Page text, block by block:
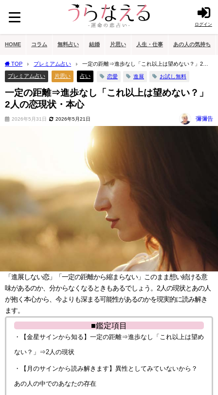
ログイン
HOME コラム 無料占い 結婚 片思い 人生・仕事 あの人の気持ち
TOP プレミアム占い
一定の距離⇒進歩なし「これ以上は望めない？」2人
の恋現状・本心
プレミアム占い 片思い 占い 恋愛 進展 お試し無料
一定の距離⇒進歩なし「これ以上は望めない？」
2人の恋現状・本心
2026年5月31日 2026年5月21日 彌彌告
「進展しない恋」「一定の距離から縮まらない」このまま想い続ける意
味があるのか、分からなくなるときもあるでしょう。2人の現状とあの人
が抱く本心から、今よりも深まる可能性があるのかを現実的に読み解き
ます。
■鑑定項目
・【金星サインから知る】一定の距離⇒進歩なし「これ以上は望め
ない？」⇒2人の現状
・【月のサインから読み解きます】異性としてみていないから？
あの人の中でのあなたの存在